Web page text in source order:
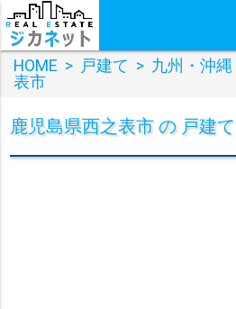
HOME > 戸建て > 九州・沖縄
表市
鹿児島県西之表市 の 戸建